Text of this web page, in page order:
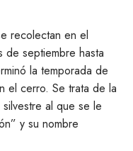
recolectan en el
de septiembre hasta
la temporada de
el cerro. Se trata de la
al que se le
y su nombre